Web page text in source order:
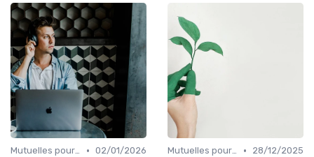
Mutuelles pour Particuliers • 02/01/2026
Mutuelles pour Particuliers •
28/12/2025